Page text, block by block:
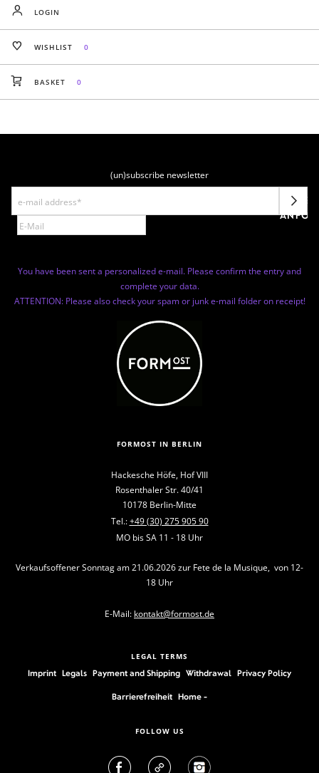
LOGIN
WISHLIST 0
BASKET 0
(un)subscribe newsletter
You have been sent a personalized e-mail. Please confirm the entry and
complete your data.
ATTENTION: Please also check your spam or junk e-mail folder on receipt!
FORMOST IN BERLIN
Hackesche Höfe, Hof VIII
Rosenthaler Str. 40/41
10178 Berlin-Mitte
Tel.:+49 (30) 275 905 90
MO bis SA 11 - 18 Uhr
Verkaufsoffener Sonntag am 21.06.2026 zur Fete de la Musique, von 12-
18 Uhr
E-Mail: kontakt@formost.de
LEGAL TERMS
Imprint Legals Payment and Shipping Withdrawal Privacy Policy
Barrierefreiheit Home -
FOLLOW US